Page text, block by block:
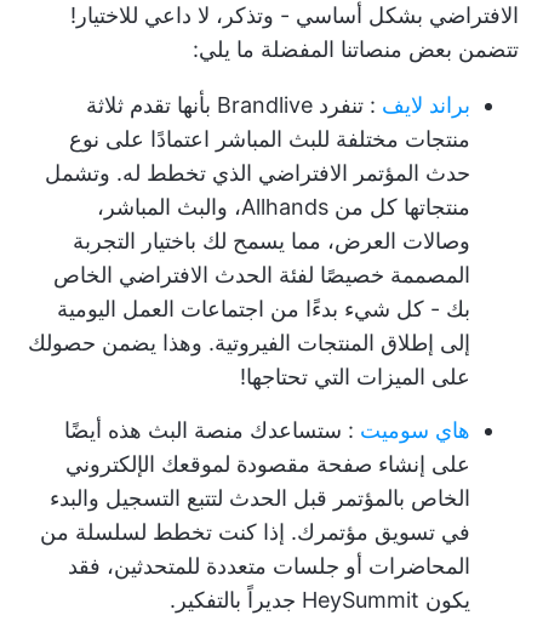
الافتراضي بشكل أساسي - وتذكر، لا داعي للاختيار!
تتضمن بعض منصاتنا المفضلة ما يلي:
براند لايف
: تنفرد Brandlive بأنها تقدم ثلاثة
منتجات مختلفة للبث المباشر اعتمادًا على نوع
حدث المؤتمر الافتراضي الذي تخطط له. وتشمل
منتجاتها كل من Allhands، والبث المباشر،
وصالات العرض، مما يسمح لك باختيار التجربة
المصممة خصيصًا لفئة الحدث الافتراضي الخاص
بك - كل شيء بدءًا من اجتماعات العمل اليومية
إلى إطلاق المنتجات الفيروتية. وهذا يضمن حصولك
على الميزات التي تحتاجها!
هاي سوميت : ستساعدك منصة البث هذه أيضًا
على إنشاء صفحة مقصودة لموقعك الإلكتروني
الخاص بالمؤتمر قبل الحدث لتتبع التسجيل والبدء
في تسويق مؤتمرك. إذا كنت تخطط لسلسلة من
المحاضرات أو جلسات متعددة للمتحدثين، فقد
يكون HeySummit جديراً بالتفكير.